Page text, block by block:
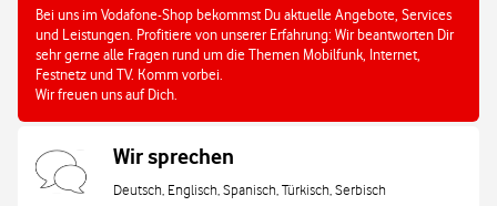
Bei uns im Vodafone-Shop bekommst Du aktuelle Angebote, Services
und Leistungen. Profitiere von unserer Erfahrung: Wir beantworten Dir
sehr gerne alle Fragen rund um die Themen Mobilfunk, Internet,
Festnetz und TV. Komm vorbei.
Wir freuen uns auf Dich.
Wir sprechen
Deutsch, Englisch, Spanisch, Türkisch, Serbisch